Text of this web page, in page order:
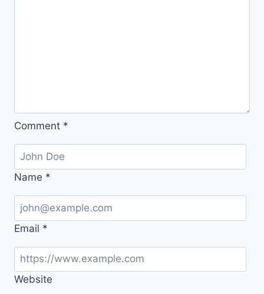
대
자
법
Comment *
Name *
Email *
Website